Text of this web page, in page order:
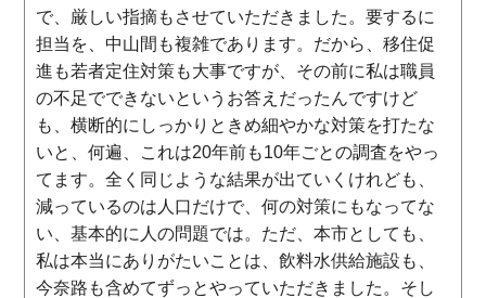
で、厳しい指摘もさせていただきました。要するに
担当を、中山間も複雑であります。だから、移住促
進も若者定住対策も大事ですが、その前に私は職員
の不足でできないというお答えだったんですけど
も、横断的にしっかりときめ細やかな対策を打たな
いと、何遍、これは20年前も10年ごとの調査をやっ
てます。全く同じような結果が出ていくけれども、
減っているのは人口だけで、何の対策にもなってな
い、基本的に人の問題では。ただ、本市としても、
私は本当にありがたいことは、飲料水供給施設も、
今奈路も含めてずっとやっていただきました。そし